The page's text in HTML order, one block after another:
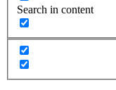
Search in content